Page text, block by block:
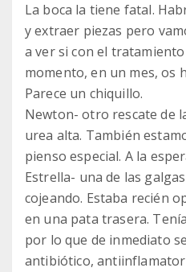
La boca la tiene fatal.
y extraer piezas pero
a ver si con el
momento, en un mes, os
Parece un chiquillo.
Newton- otro rescate de
urea alta. También
pienso especial. A la
Estrella- una de las
cojeando. Estaba recién
en una pata trasera.
por lo que de inmediato
antibiótico,